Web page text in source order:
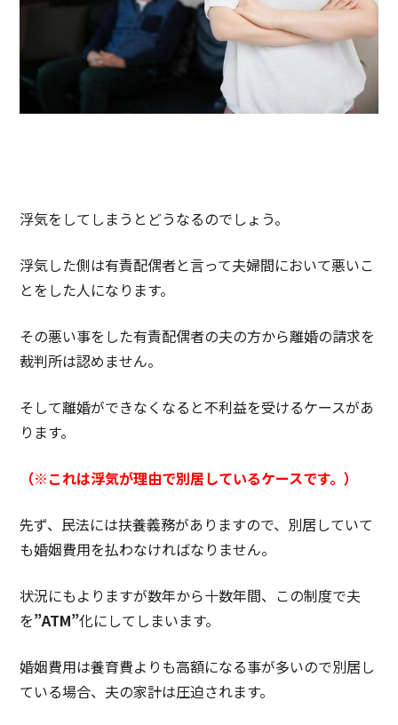
浮気をしてしまうとどうなるのでしょう。
浮気した側は有責配偶者と言って夫婦間において悪いこ
とをした人になります。
その悪い事をした有責配偶者の夫の方から離婚の請求を
裁判所は認めません。
そして離婚ができなくなると不利益を受けるケースがあ
ります。
（※これは浮気が理由で別居しているケースです。）
先ず、民法には扶養義務がありますので、別居していて
も婚姻費用を払わなければなりません。
状況にもよりますが数年から十数年間、この制度で夫
を”ATM”化にしてしまいます。
婚姻費用は養育費よりも高額になる事が多いので別居し
ている場合、夫の家計は圧迫されます。